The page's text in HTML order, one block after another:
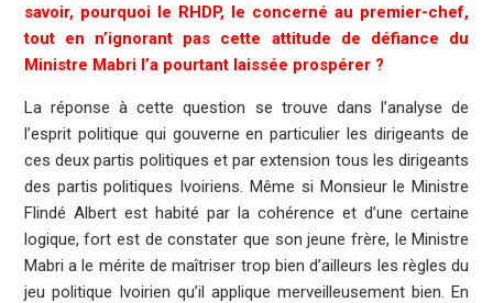
savoir, pourquoi le RHDP, le concerné au premier-chef,
tout en n’ignorant pas cette attitude de défiance du
Ministre Mabri l’a pourtant laissée prospérer ?
La réponse à cette question se trouve dans l’analyse de
l’esprit politique qui gouverne en particulier les dirigeants de
ces deux partis politiques et par extension tous les dirigeants
des partis politiques Ivoiriens. Même si Monsieur le Ministre
Flindé Albert est habité par la cohérence et d’une certaine
logique, fort est de constater que son jeune frère, le Ministre
Mabri a le mérite de maîtriser trop bien d’ailleurs les règles du
jeu politique Ivoirien qu’il applique merveilleusement bien. En